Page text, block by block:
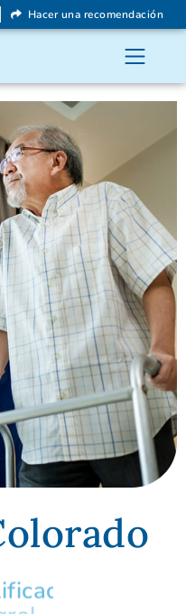
Hacer una recomendación